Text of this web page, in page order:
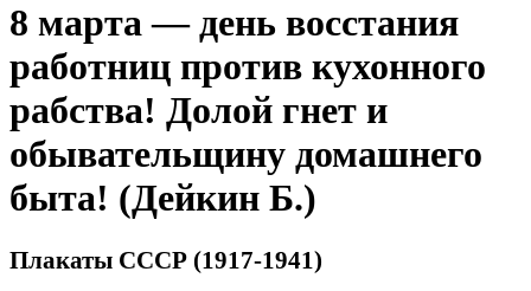
8 марта — день восстания
работниц против кухонного
рабства! Долой гнет и
обывательщину домашнего
быта! (Дейкин Б.)
Плакаты СССР (1917-1941)